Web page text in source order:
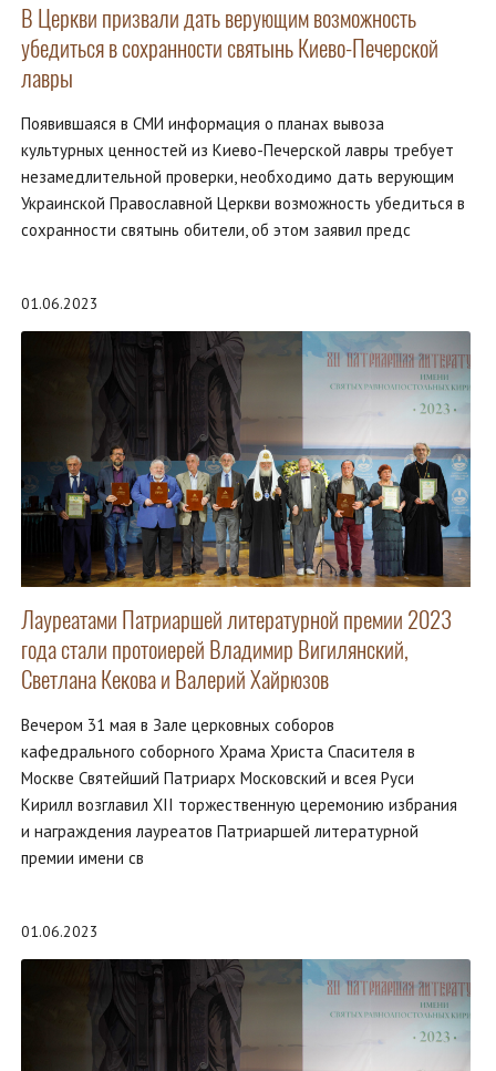
В Церкви призвали дать верующим возможность
убедиться в сохранности святынь Киево-Печерской
лавры
Появившаяся в СМИ информация о планах вывоза
культурных ценностей из Киево-Печерской лавры требует
незамедлительной проверки, необходимо дать верующим
Украинской Православной Церкви возможность убедиться в
сохранности святынь обители, об этом заявил предс
01.06.2023
Лауреатами Патриаршей литературной премии 2023
года стали протоиерей Владимир Вигилянский,
Светлана Кекова и Валерий Хайрюзов
Вечером 31 мая в Зале церковных соборов
кафедрального соборного Храма Христа Спасителя в
Москве Святейший Патриарх Московский и всея Руси
Кирилл возглавил XII торжественную церемонию избрания
и награждения лауреатов Патриаршей литературной
премии имени св
01.06.2023